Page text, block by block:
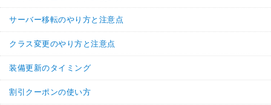
サーバー移転のやり方と注意点
クラス変更のやり方と注意点
装備更新のタイミング
割引クーポンの使い方